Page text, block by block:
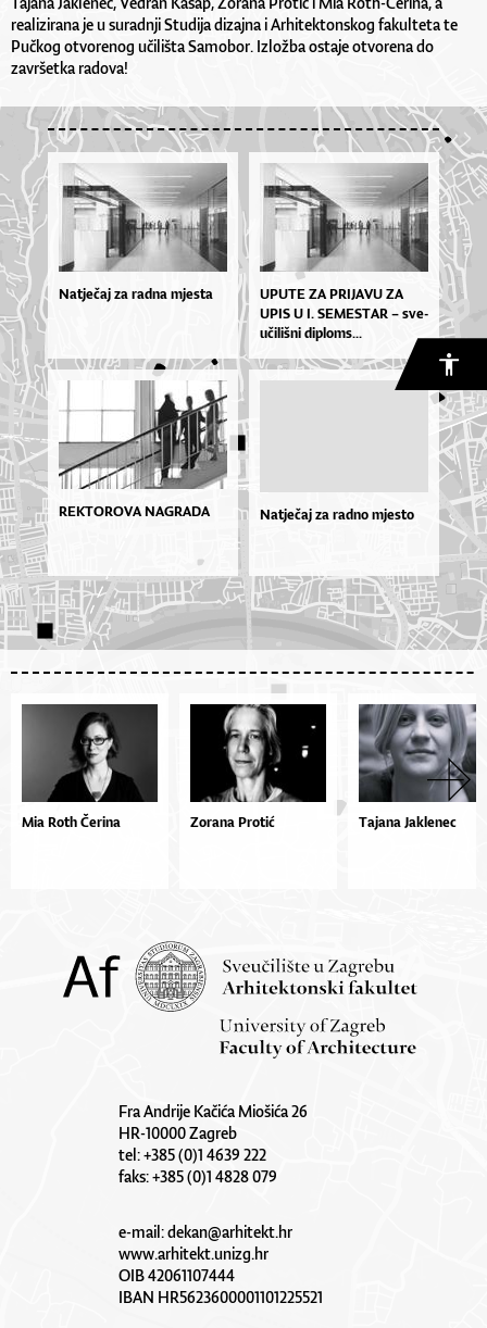
realizirana je u suradnji Studija dizajna i Arhitektonskog fakulteta te
Pučkog otvorenog učilišta Samobor. Izložba ostaje otvorena do
završetka radova!
Natječaj za radna mjesta
UPU­TE ZA PRI­JA­VU ZA
UPIS U I. SE­MES­TAR – sve­
u­či­liš­ni di­plo­ms...
REKTOROVA NAGRADA Natječaj za radno mjesto
Mia Roth Čerina Zorana Protić Tajana Jaklenec
Fra Andrije Kačića Miošića 26
HR-10000 Zagreb
tel: +385 (0)1 4639 222
faks: +385 (0)1 4828 079
e-mail:dekan@arhitekt.hr
www.arhitekt.unizg.hr
OIB 42061107444
IBAN HR5623600001101225521